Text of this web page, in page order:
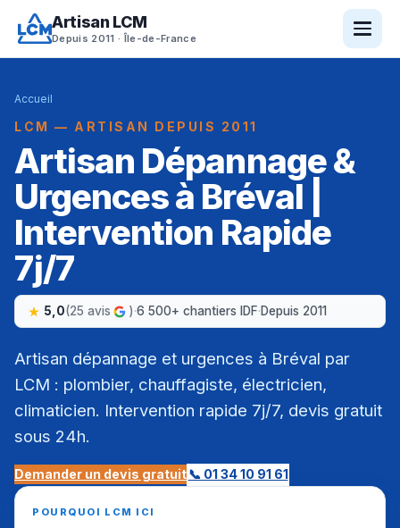
Artisan LCM
Depuis 2011 · Île-de-France
Accueil
LCM — ARTISAN DEPUIS 2011
Artisan Dépannage &
Urgences à Bréval |
Intervention Rapide
7j/7
5,0(25 avis )·6 500+ chantiers IDF·Depuis 2011
Artisan dépannage et urgences à Bréval par
LCM : plombier, chauffagiste, électricien,
climaticien. Intervention rapide 7j/7, devis gratuit
sous 24h.
Demander un devis gratuit📞 01 34 10 91 61
POURQUOI LCM ICI